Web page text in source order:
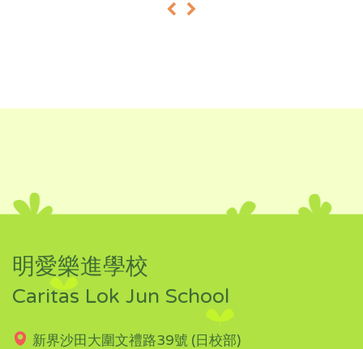
« »
明愛樂進學校
Caritas Lok Jun School
新界沙田大圍文禮路39號 (日校部)